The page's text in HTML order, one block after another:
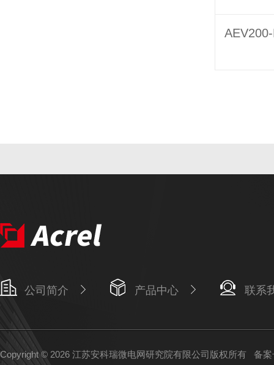
公司简介 产品中心 联系
Copyright © 2026 江苏安科瑞微电网研究院有限公司版权所有 备案